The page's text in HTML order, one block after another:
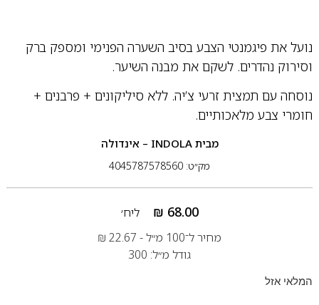
נועל את פיגמנטי הצבע בסיב השערה הפנימי ומספק ברק
וסירוק נהדרים. לשקם את מבנה השיער.
נוסחה עם תמצית זרעי צ’יה. ללא סיליקונים + פרבנים +
חומרי צבע מלאכותיים.
מבית INDOLA – אינדולה
מק״ט: 4045787578560
₪ 68.00
ליח׳
מחיר ל־100 מ״ל -
₪ 22.67
גודל מ״ל: 300
המלאי אזל